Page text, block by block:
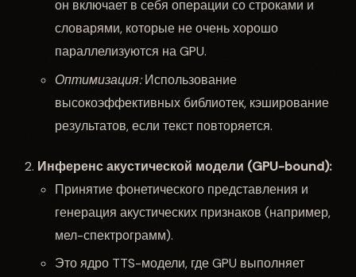
он включает в себя операции со строками и
словарями, которые не очень хорошо
параллелизуются на GPU.
Оптимизация:Использование
высокоэффективных библиотек, кэширование
результатов, если текст повторяется.
Инференс акустической модели (GPU-bound):
Принятие фонетического представления и
генерация акустических признаков (например,
мел-спектрограмм).
Это ядро TTS-модели, где GPU выполняет